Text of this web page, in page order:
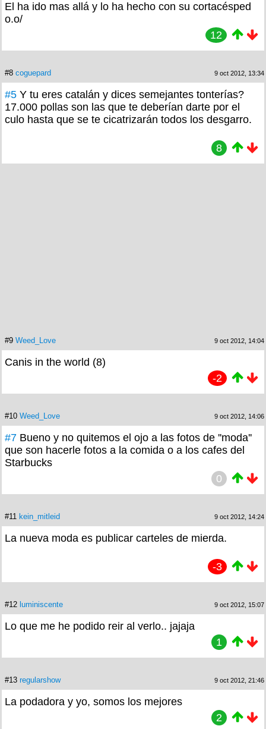
El ha ido mas allá y lo ha hecho con su cortacésped
o.o/
12
#8 coguepard 9 oct 2012, 13:34
#5 Y tu eres catalán y dices semejantes tonterías?
17.000 pollas son las que te deberían darte por el
culo hasta que se te cicatrizarán todos los desgarro.
8
#9 Weed_Love 9 oct 2012, 14:04
Canis in the world (8)
-2
#10 Weed_Love 9 oct 2012, 14:06
#7 Bueno y no quitemos el ojo a las fotos de ''moda''
que son hacerle fotos a la comida o a los cafes del
Starbucks
0
#11 kein_mitleid 9 oct 2012, 14:24
La nueva moda es publicar carteles de mierda.
-3
#12 luminiscente 9 oct 2012, 15:07
Lo que me he podido reir al verlo.. jajaja
1
#13 regularshow 9 oct 2012, 21:46
La podadora y yo, somos los mejores
2